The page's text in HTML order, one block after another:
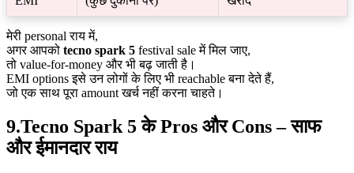
मेरी personal राय में,
अगर आपको tecno spark 5 festival sale में मिल जाए,
तो value-for-money और भी बढ़ जाती है।
EMI options इसे उन लोगों के लिए भी reachable बना देते हैं,
जो एक साथ पूरा amount खर्च नहीं करना चाहते।
9.Tecno Spark 5 के Pros और Cons – साफ
और ईमानदार राय